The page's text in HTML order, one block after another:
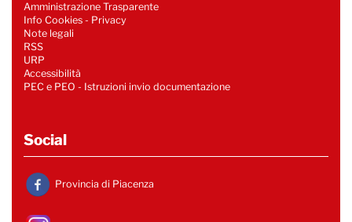
Amministrazione Trasparente
Info Cookies - Privacy
Note legali
RSS
URP
Accessibilità
PEC e PEO - Istruzioni invio documentazione
Social
Provincia di Piacenza